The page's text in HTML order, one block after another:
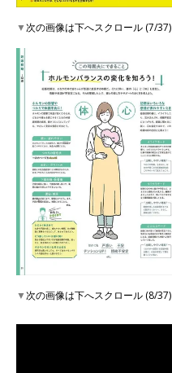
▼次の画像は下へスクロール (7/37)
▼次の画像は下へスクロール (8/37)